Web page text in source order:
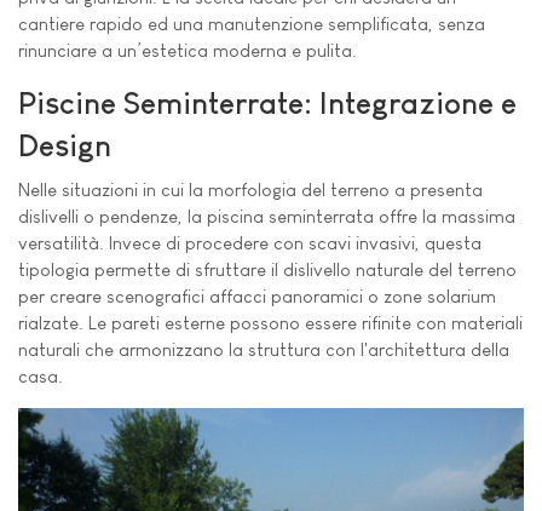
cantiere rapido ed una manutenzione semplificata, senza
rinunciare a un’estetica moderna e pulita.
Piscine Seminterrate: Integrazione e
Design
Nelle situazioni in cui la morfologia del terreno a presenta
dislivelli o pendenze, la piscina seminterrata offre la massima
versatilità. Invece di procedere con scavi invasivi, questa
tipologia permette di sfruttare il dislivello naturale del terreno
per creare scenografici affacci panoramici o zone solarium
rialzate. Le pareti esterne possono essere rifinite con materiali
naturali che armonizzano la struttura con l'architettura della
casa.